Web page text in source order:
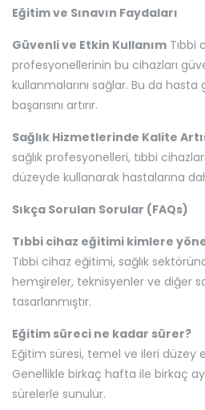
Eğitim ve Sınavın Faydaları
Güvenli ve Etkin Kullanım Tıbbi
profesyonellerinin bu cihazları
kullanmalarını sağlar. Bu da
başarısını artırır.
Sağlık Hizmetlerinde Kalite
sağlık profesyonelleri, tıbbi
düzeyde kullanarak hastalarına
Sıkça Sorulan Sorular (FAQs)
Tıbbi cihaz eğitimi kimlere
Tıbbi cihaz eğitimi, sağlık
hemşireler, teknisyenler ve diğer
tasarlanmıştır.
Eğitim süreci ne kadar sürer?
Eğitim süresi, temel ve ileri düzey
Genellikle birkaç hafta ile birkaç
sürelerle sunulur.